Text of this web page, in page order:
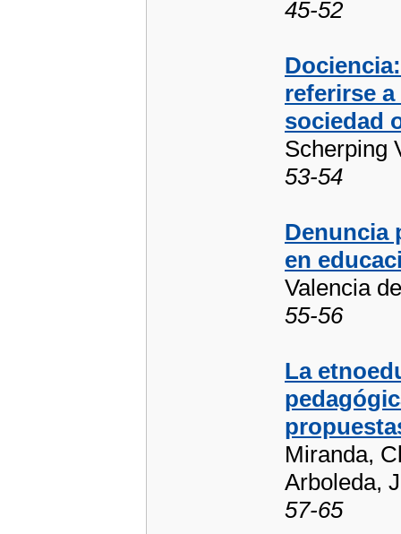
45-52
referirse
sociedad
Scherping
53-54
Denuncia
en
Valencia
55-56
La
Miranda,
Arboleda,
57-65